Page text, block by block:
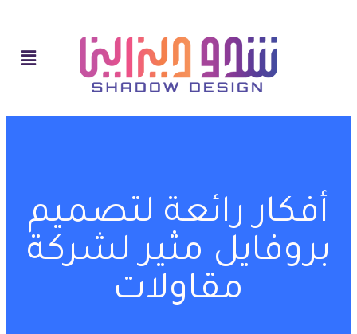
أفكار رائعة لتصميم
بروفايل مثير لشركة
مقاولات